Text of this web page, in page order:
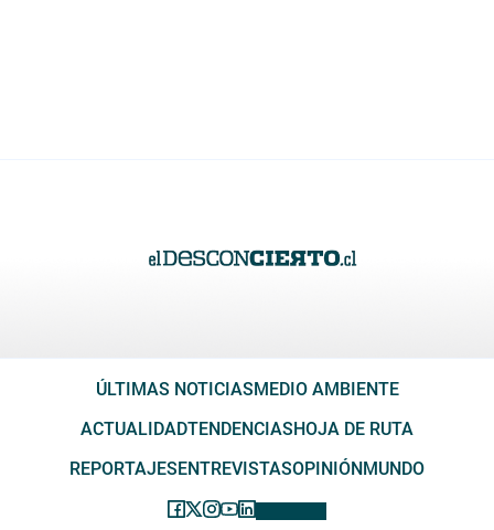
ÚLTIMAS NOTICIASMEDIO AMBIENTE
ACTUALIDADTENDENCIASHOJA DE RUTA
REPORTAJESENTREVISTASOPINIÓNMUNDO